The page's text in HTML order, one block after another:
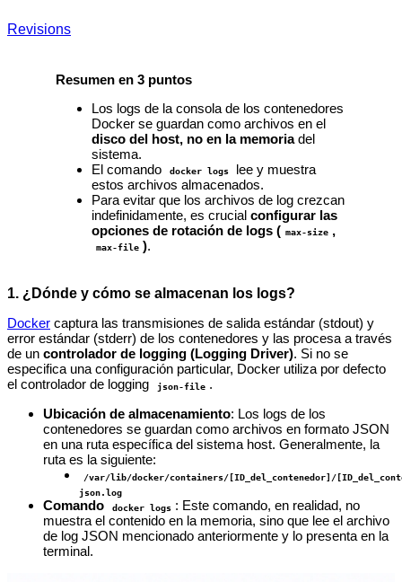
Revisions
Resumen en 3 puntos
Los logs de la consola de los contenedores
Docker se guardan como archivos en el
disco del host, no en la memoriadel
sistema.
El comando
docker logs
lee y muestra
estos archivos almacenados.
Para evitar que los archivos de log crezcan
indefinidamente, es crucial configurar las
opciones de rotación de logs ( max-size ,
max-file ).
1. ¿Dónde y cómo se almacenan los logs?
Docker captura las transmisiones de salida estándar (stdout) y
error estándar (stderr) de los contenedores y las procesa a través
de un controlador de logging (Logging Driver). Si no se
especifica una configuración particular, Docker utiliza por defecto
el controlador de logging
json-file .
Ubicación de almacenamiento: Los logs de los
contenedores se guardan como archivos en formato JSON
en una ruta específica del sistema host. Generalmente, la
ruta es la siguiente:
/var/lib/docker/containers/[ID_del_contenedor]/
json.log
Comando docker logs : Este comando, en realidad, no
muestra el contenido en la memoria, sino que lee el archivo
de log JSON mencionado anteriormente y lo presenta en la
terminal.